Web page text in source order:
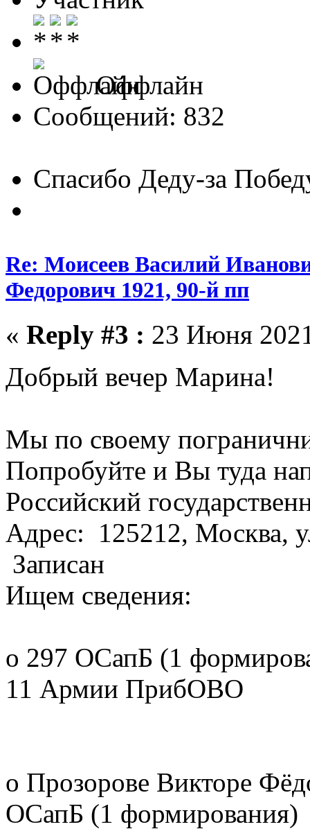
Оффлайн
Сообщений: 832
Спасибо Деду-за
Re: Моисеев Василий
Федорович 1921, 90-й пп
« Reply #3 : 23 Июня
Добрый вечер Марина!
Мы по своему
Попробуйте и Вы туда
Российский
Aдрес: 125212, Москва,
Записан
Ищем сведения:
о 297 ОСапБ (1
11 Армии ПрибОВО
о Прозорове Викторе
ОСапБ (1 формирования)